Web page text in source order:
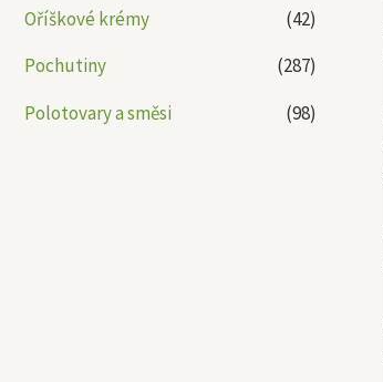
Oříškové krémy
(42)
Pochutiny
(287)
Polotovary a směsi
(98)